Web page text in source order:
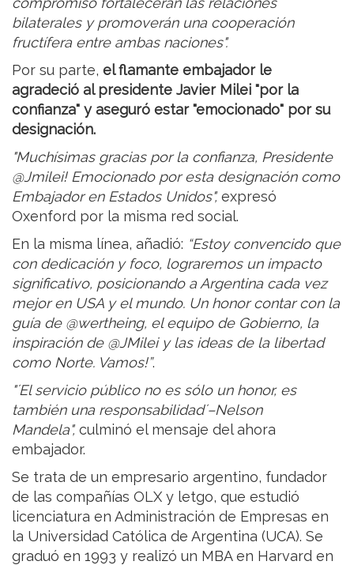
bilaterales y promoverán una cooperación
fructífera entre ambas naciones".
Por su parte, el flamante embajador le
agradeció al presidente Javier Milei "por la
confianza" y aseguró estar "emocionado" por su
designación.
"Muchísimas gracias por la confianza, Presidente
@Jmilei! Emocionado por esta designación como
Embajador en Estados Unidos", expresó
Oxenford por la misma red social.
En la misma línea, añadió: “Estoy convencido que
con dedicación y foco, lograremos un impacto
significativo, posicionando a Argentina cada vez
mejor en USA y el mundo. Un honor contar con la
guía de @wertheing, el equipo de Gobierno, la
inspiración de @JMilei y las ideas de la libertad
como Norte. Vamos!”.
"´El servicio público no es sólo un honor, es
también una responsabilidad´–Nelson
Mandela", culminó el mensaje del ahora
embajador.
Se trata de un empresario argentino, fundador
de las compañías OLX y letgo, que estudió
licenciatura en Administración de Empresas en
la Universidad Católica de Argentina (UCA). Se
graduó en 1993 y realizó un MBA en Harvard en